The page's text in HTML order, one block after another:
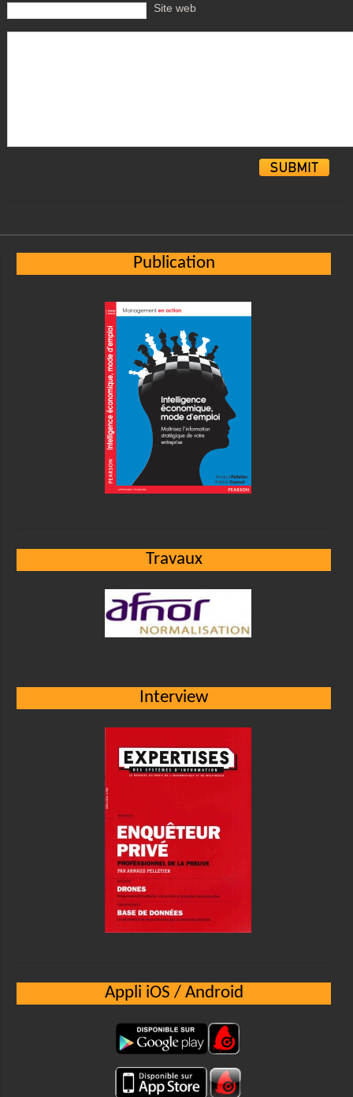
Site web
Publication
Travaux
Interview
Appli iOS / Android